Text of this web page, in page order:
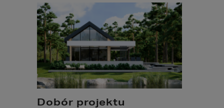
Dobór projektu
DODATKI
DO POBRANIA
OPIS